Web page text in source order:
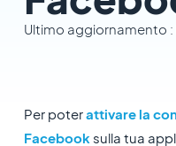
Ultimo aggiornamento :
Per poterattivare la
Facebook sulla tua